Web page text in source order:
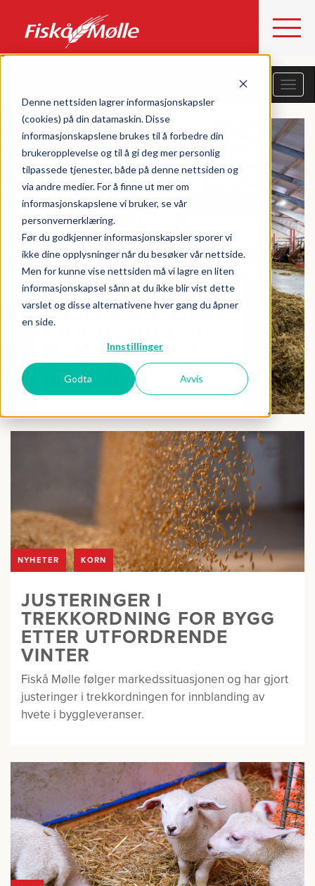
Denne nettsiden lagrer informasjonskapsler
(cookies) på din datamaskin. Disse
informasjonskapslene brukes til å forbedre din
brukeropplevelse og til å gi deg mer personlig
tilpassede tjenester, både på denne nettsiden og
via andre medier. For å finne ut mer om
informasjonskapslene vi bruker, se vår
personvernerklæring.
Før du godkjenner informasjonskapsler sporer vi
ikke dine opplysninger når du besøker vår nettside.
Men for kunne vise nettsiden må vi lagre en liten
informasjonskapsel sånn at du ikke blir vist dette
varslet og disse alternativene hver gang du åpner
en side.
Innstillinger
Godta Avvis
STORFE
NY TEKNOLOGI
KAN REDUSERE
MJØLKEFEBER
TIL EIT
MINIMUM
NYHETER KORN
JUSTERINGER I
TREKKORDNING FOR BYGG
ETTER UTFORDRENDE
VINTER
Fiskå Mølle følger markedssituasjonen og har gjort
justeringer i trekkordningen for innblanding av
hvete i byggleveranser.